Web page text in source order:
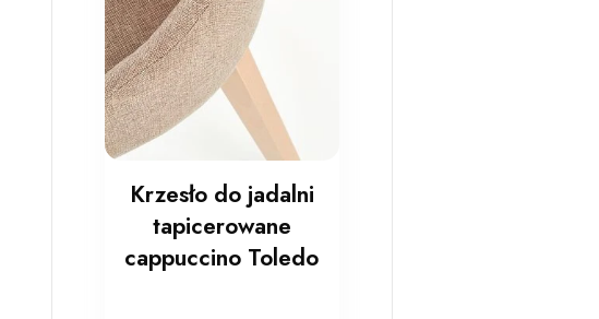
Krzesło do jadalni
tapicerowane
cappuccino Toledo